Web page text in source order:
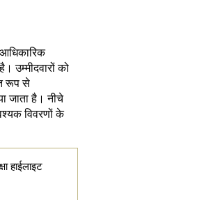
उम्मीदवारों को
रूप से
जाता है। नीचे
विवरणों के